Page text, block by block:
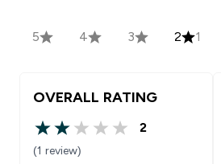
5 4 3 2 1
OVERALL RATING
2 out of 5 stars
2
(1 review)